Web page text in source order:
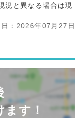
況と異なる場合は現
日：2026年07月27日
す！